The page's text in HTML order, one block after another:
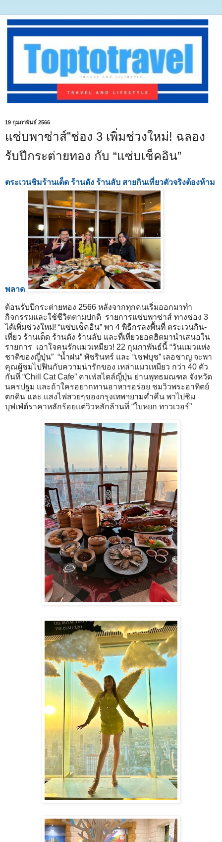
19 กุมภาพันธ์ 2566
แซ่บพาซ่าส์”ช่อง 3 เพิ่มช่วงใหม่! ฉลอง
รับปีกระต่ายทอง กับ “แซ่บเช็คอิน”
ตระเวนชิมร้านเด็ด ร้านดัง ร้านลับ สายกินเที่ยวตัวจริงต้องห้าม
พลาด
ต้อนรับปีกระต่ายทอง 2566 หลังจากทุกคนเริ่มออกมาทำ
กิจกรรมและใช้ชีวิตตามปกติ รายการแซ่บพาซ่าส์ ทางช่อง 3
ได้เพิ่มช่วงใหม่! “แซ่บเช็คอิน” พา 4 พิธีกรลงพื้นที่ ตระเวนกิน-
เที่ยว ร้านเด็ด ร้านดัง ร้านลับ และที่เที่ยวยอดฮิตมานำเสนอใน
รายการ เอาใจคนรักแมวเหมียว! 22 กุมภาพันธ์นี้ “วันแมวแห่ง
ชาติของญี่ปุ่น” “น้ำฝน” พัชรินทร์ และ “เชฟบุช” เลอชาญ จะพา
คุณผู้ชมไปฟินกับความน่ารักของ เหล่าแมวเหมียว กว่า 40 ตัว
กันที่ “Chill Cat Cafe” คาเฟ่สไตล์ญี่ปุ่น ย่านพุทธมณฑล จังหวัด
นครปฐม และถ้าใครอยากทานอาหารอร่อย ชมวิวพระอาทิตย์
ตกดิน และ แสงไฟสวยๆของกรุงเทพฯยามค่ำคืน พาไปชิม
บุฟเฟ่ต์ราคาหลักร้อยแต่วิวหลักล้านที่ “ใบหยก ทาวเวอร์”